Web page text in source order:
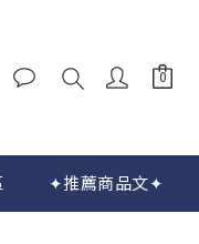
✦推薦商品文✦
立即購買